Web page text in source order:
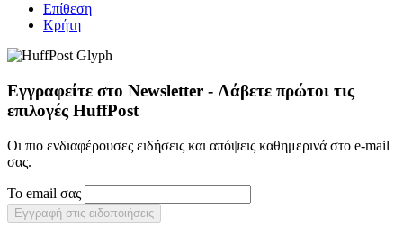
Επίθεση
Κρήτη
Εγγραφείτε στο Newsletter - Λάβετε πρώτοι τις
επιλογές HuffPost
Οι πιο ενδιαφέρουσες ειδήσεις και απόψεις καθημερινά στο e-mail
σας.
Το email σας
Εγγραφή στις ειδοποιήσεις